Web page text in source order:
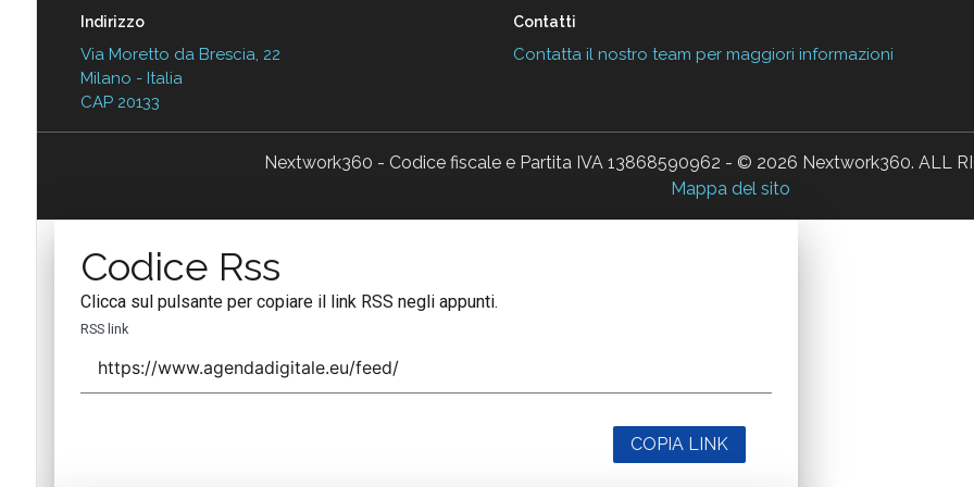
Indirizzo
Via Moretto da Brescia, 22
Milano - Italia
CAP 20133
Contatti
Contatta il nostro team per maggiori informazioni
Nextwork360 - Codice fiscale e Partita IVA 13868590962 - © 2026 Nextwork360. ALL
Mappa del sito
Codice Rss
Clicca sul pulsante per copiare il link RSS negli appunti.
RSS link
COPIA LINK